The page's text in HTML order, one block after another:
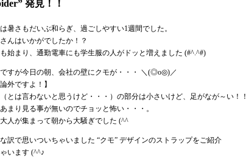
発見！！
暑さもだいぶ和らぎ、過ごしやすい1週間でした。
んはいかがでしたか！？
始まり、通勤電車にも学生服の人がドッと増えました (#^.^#)
すが今日の朝、会社の壁にクモが・・・ ＼(◎o◎)／
論外ですよ！】
とは言わないと思うけど・・・）の部分は小さいけど、足がなが～い！！
まり見る事が無いのでチョッと怖い・・・。
人が集まって朝から大騒ぎでした (^^ゞ
訳で思いついちゃいました “クモ” デザインのストラップをご紹介
います (^^♪